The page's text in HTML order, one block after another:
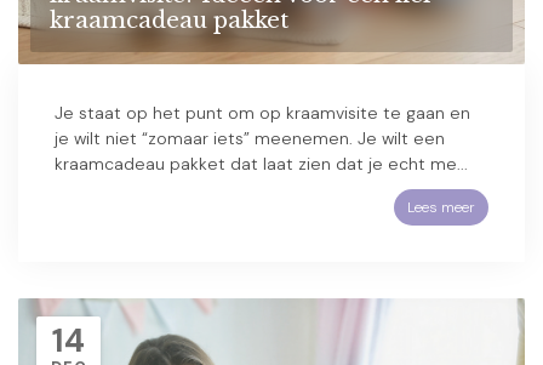
kraamcadeau pakket
Je staat op het punt om op kraamvisite te gaan en
je wilt niet “zomaar iets” meenemen. Je wilt een
kraamcadeau pakket dat laat zien dat je echt me...
Lees meer
14